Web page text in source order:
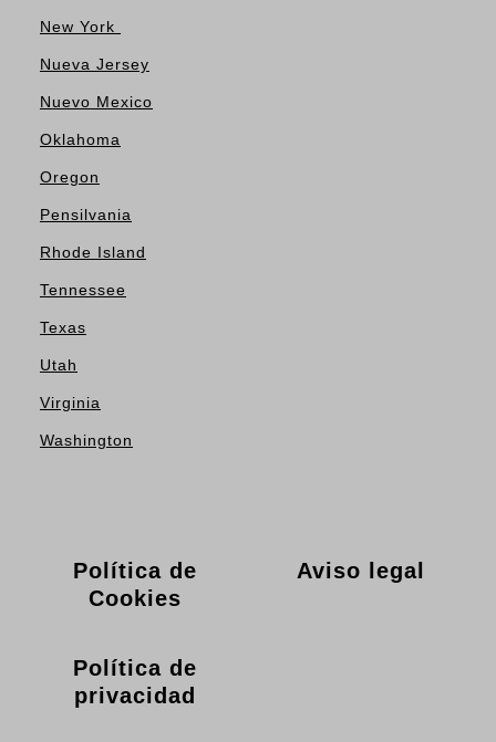
New York
Nueva Jersey
Nuevo Mexico
Oklahoma
Oregon
Pensilvania
Rhode Island
Tennessee
Texas
Utah
Virginia
Washington
Política de
Cookies
Aviso legal
Política de
privacidad